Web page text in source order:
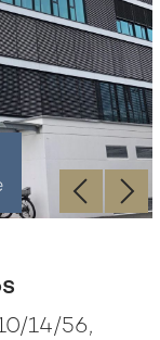
‹ ›
14/56,